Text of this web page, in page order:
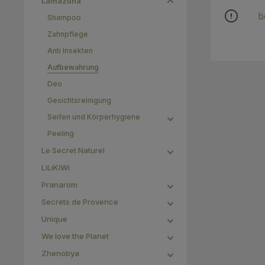
Shampoo
Zahnpflege
Anti Insekten
Aufbewahrung
Deo
Gesichtsreinigung
Seifen und Körperhygiene
Peeling
Le Secret Naturel
LiLiKiWi
Pranarom
Secrets de Provence
Unique
We love the Planet
Zhenobya
Ein
für zwei
seinen Platz! Unglaublich, weil
kann